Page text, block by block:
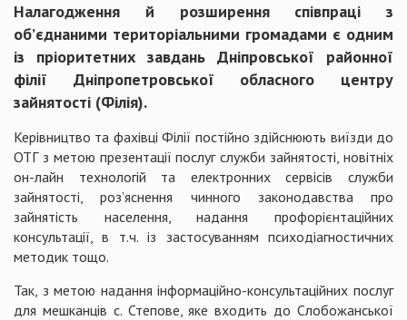
Налагодження й розширення співпраці з
об’єднаними територіальними громадами є одним
із пріоритетних завдань Дніпровської районної
філії Дніпропетровської обласного центру
зайнятості (Філія).
Керівництво та фахівці Філії постійно здійснюють виїзди до
ОТГ з метою презентації послуг служби зайнятості, новітніх
он-лайн технологій та електронних сервісів служби
зайнятості, роз’яснення чинного законодавства про
зайнятість населення, надання профорієнтаційних
консультації, в т.ч. із застосуванням психодіагностичних
методик тощо.
Так, з метою надання інформаційно-консультаційних послуг
для мешканців с. Степове, яке входить до Слобожанської